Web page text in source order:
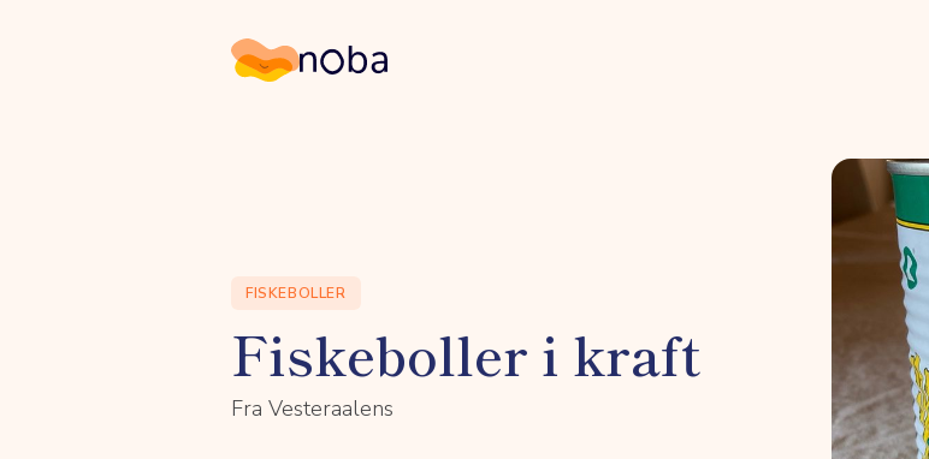
Noba
FISKEBOLLER
Fiskeboller i kraft
Fra Vesteraalens